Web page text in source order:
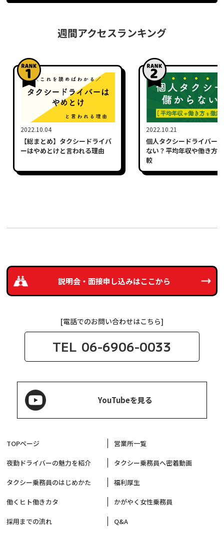
週間アクセスランキング
2022.10.04
【総まとめ】タクシードライバ
ーはやめとけと言われる理由
2022.10.21
個人タクシードライバー
ない？平均年収や働き方
較
説明会・面接申し込みはここから
[電話でのお問い合わせはこちら]
TEL 06-6906-0033
YouTubeを見る
TOPページ 営業所一覧
夜勤ドライバーの魅力を紹介 タクシー乗務員へ密着動画
タクシー乗務員のはじめかた 福利厚生
働くヒト働きカタ かがやく女性乗務員
採用までの流れ Q&A